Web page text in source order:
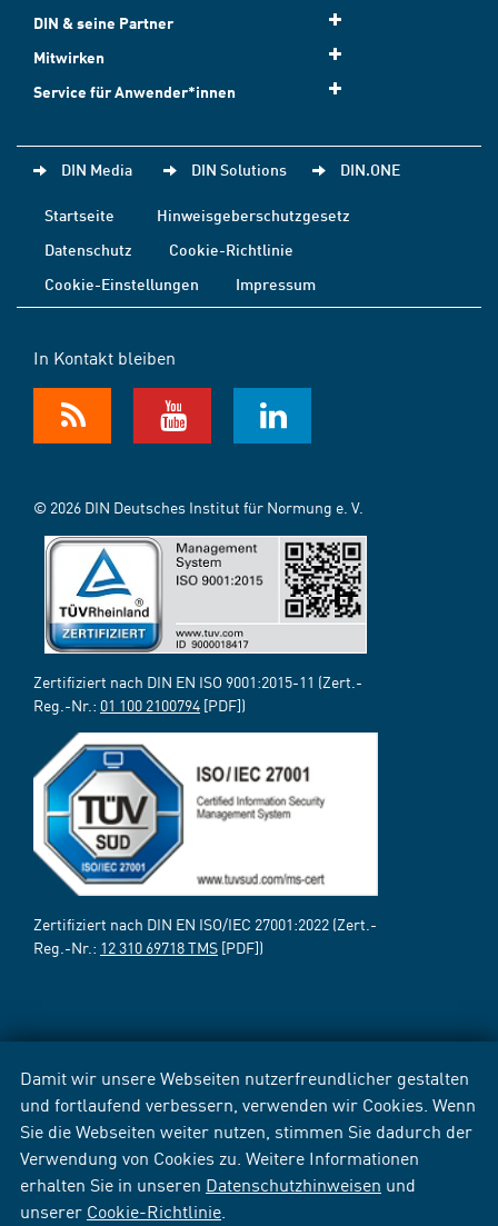
Damit wir unsere Webseiten nutzerfreundlicher gestalten
und fortlaufend verbessern, verwenden wir Cookies. Wenn
Sie die Webseiten weiter nutzen, stimmen Sie dadurch der
Verwendung von Cookies zu. Weitere Informationen
erhalten Sie in unseren Datenschutzhinweisen und
unserer Cookie-Richtlinie
DIN & seine Partner
Mitwirken
Service für Anwender*innen
DIN Media DIN Solutions DIN.ONE
Startseite
Hinweisgeberschutzgesetz
Datenschutz
Cookie-Richtlinie
Cookie-Einstellungen
Impressum
In Kontakt bleiben
© 2026 DIN Deutsches Institut für Normung e. V.
Zertifiziert nach DIN EN ISO 9001:2015-11 (Zert.-
Reg.-Nr.: 01 100 2100794 [PDF])
Zertifiziert nach DIN EN ISO/IEC 27001:2022 (Zert.-
Reg.-Nr.: 12 310 69718 TMS [PDF])